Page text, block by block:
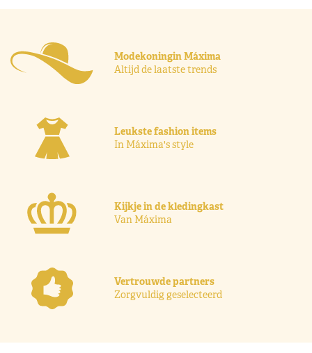
Modekoningin Máxima
Altijd de laatste trends
Leukste fashion items
In Máxima's style
Kijkje in de kledingkast
Van Máxima
Vertrouwde partners
Zorgvuldig geselecteerd